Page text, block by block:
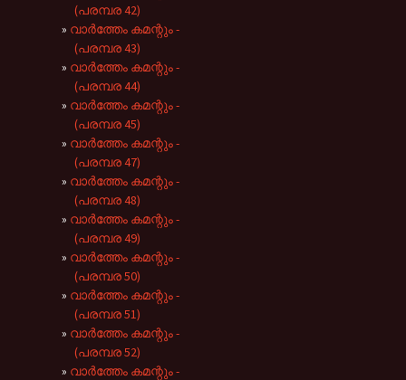
(പരമ്പര 42)
വാർത്തേം കമന്റും -
(പരമ്പര 43)
വാർത്തേം കമന്റും -
(പരമ്പര 44)
വാർത്തേം കമന്റും -
(പരമ്പര 45)
വാർത്തേം കമന്റും -
(പരമ്പര 47)
വാർത്തേം കമന്റും -
(പരമ്പര 48)
വാർത്തേം കമന്റും -
(പരമ്പര 49)
വാർത്തേം കമന്റും -
(പരമ്പര 50)
വാർത്തേം കമന്റും -
(പരമ്പര 51)
വാർത്തേം കമന്റും -
(പരമ്പര 52)
വാർത്തേം കമന്റും -